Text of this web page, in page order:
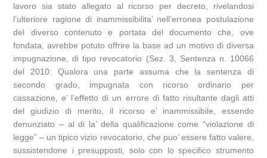
lavoro sia stato allegato al ricorso per decreto, rivelandosi
l’ulteriore ragione di inammissibilita’ nell’erronea postulazione
del diverso contenuto e portata del documento che, ove
fondata, avrebbe potuto offrire la base ad un motivo di diversa
impugnazione, di tipo revocatorio (Sez. 3, Sentenza n. 10066
del 2010: Qualora una parte assuma che la sentenza di
secondo grado, impugnata con ricorso ordinario per
cassazione, e’ l’effetto di un errore di fatto risultante dagli atti
del giudizio di merito, il ricorso e’ inammissibile, essendo
denunziato – al di la’ della qualificazione come “violazione di
legge” – un tipico vizio revocatorio, che puo’ essere fatto valere,
sussistendone i presupposti, solo con lo specifico strumento